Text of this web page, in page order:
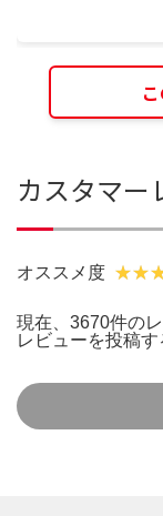
カスタマー
オススメ度
現在、3670件の
レビューを投稿す